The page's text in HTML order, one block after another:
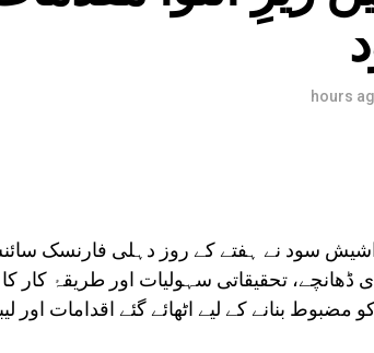
سود نے ہفتے کے روز دہلی فارنسک
ڈھانچے، تحقیقاتی سہولیات اور طریقۂ کار
بنانے کے لیے اٹھائے گئے اقدامات اور